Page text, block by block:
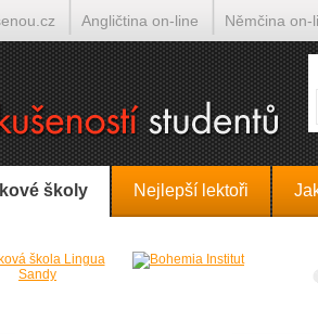
školy Nejlepší lektoři
Angličtina on-line Němčina on-